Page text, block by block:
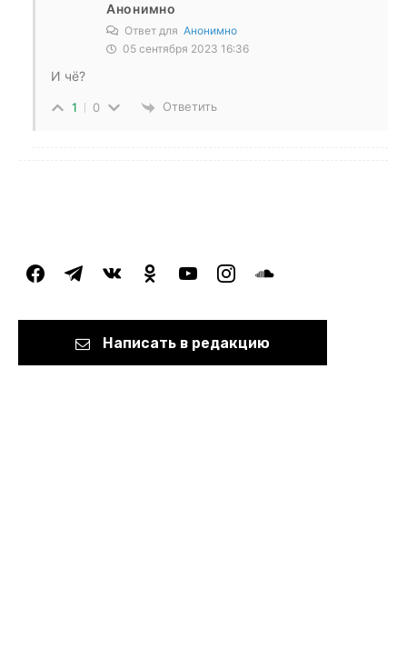
Анонимно
Ответ для Анонимно
05 сентября 2023 16:36
И чё?
1 0 Ответить
facebooktelegramvkontakteodnoklassniki
youtubeinstagramsoundcloud
Написать в редакцию